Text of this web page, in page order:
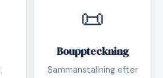
📜
Bouppteckning
Sammanställning efter